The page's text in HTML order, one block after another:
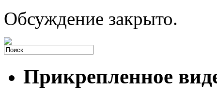
Обсуждение закрыто.
Прикрепленное